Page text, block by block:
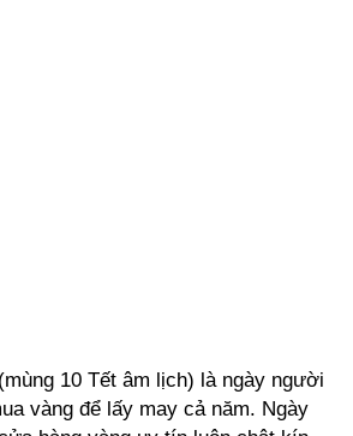
10 Tết âm lịch) là ngày người
vàng để lấy may cả năm. Ngày